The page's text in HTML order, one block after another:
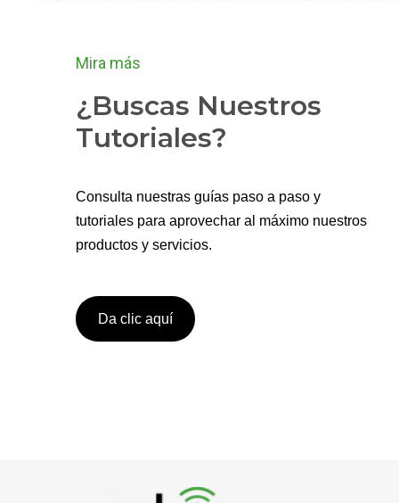
Mira más
¿Buscas Nuestros
Tutoriales?
Consulta nuestras guías paso a paso y
tutoriales para aprovechar al máximo nuestros
productos y servicios.
Da clic aquí